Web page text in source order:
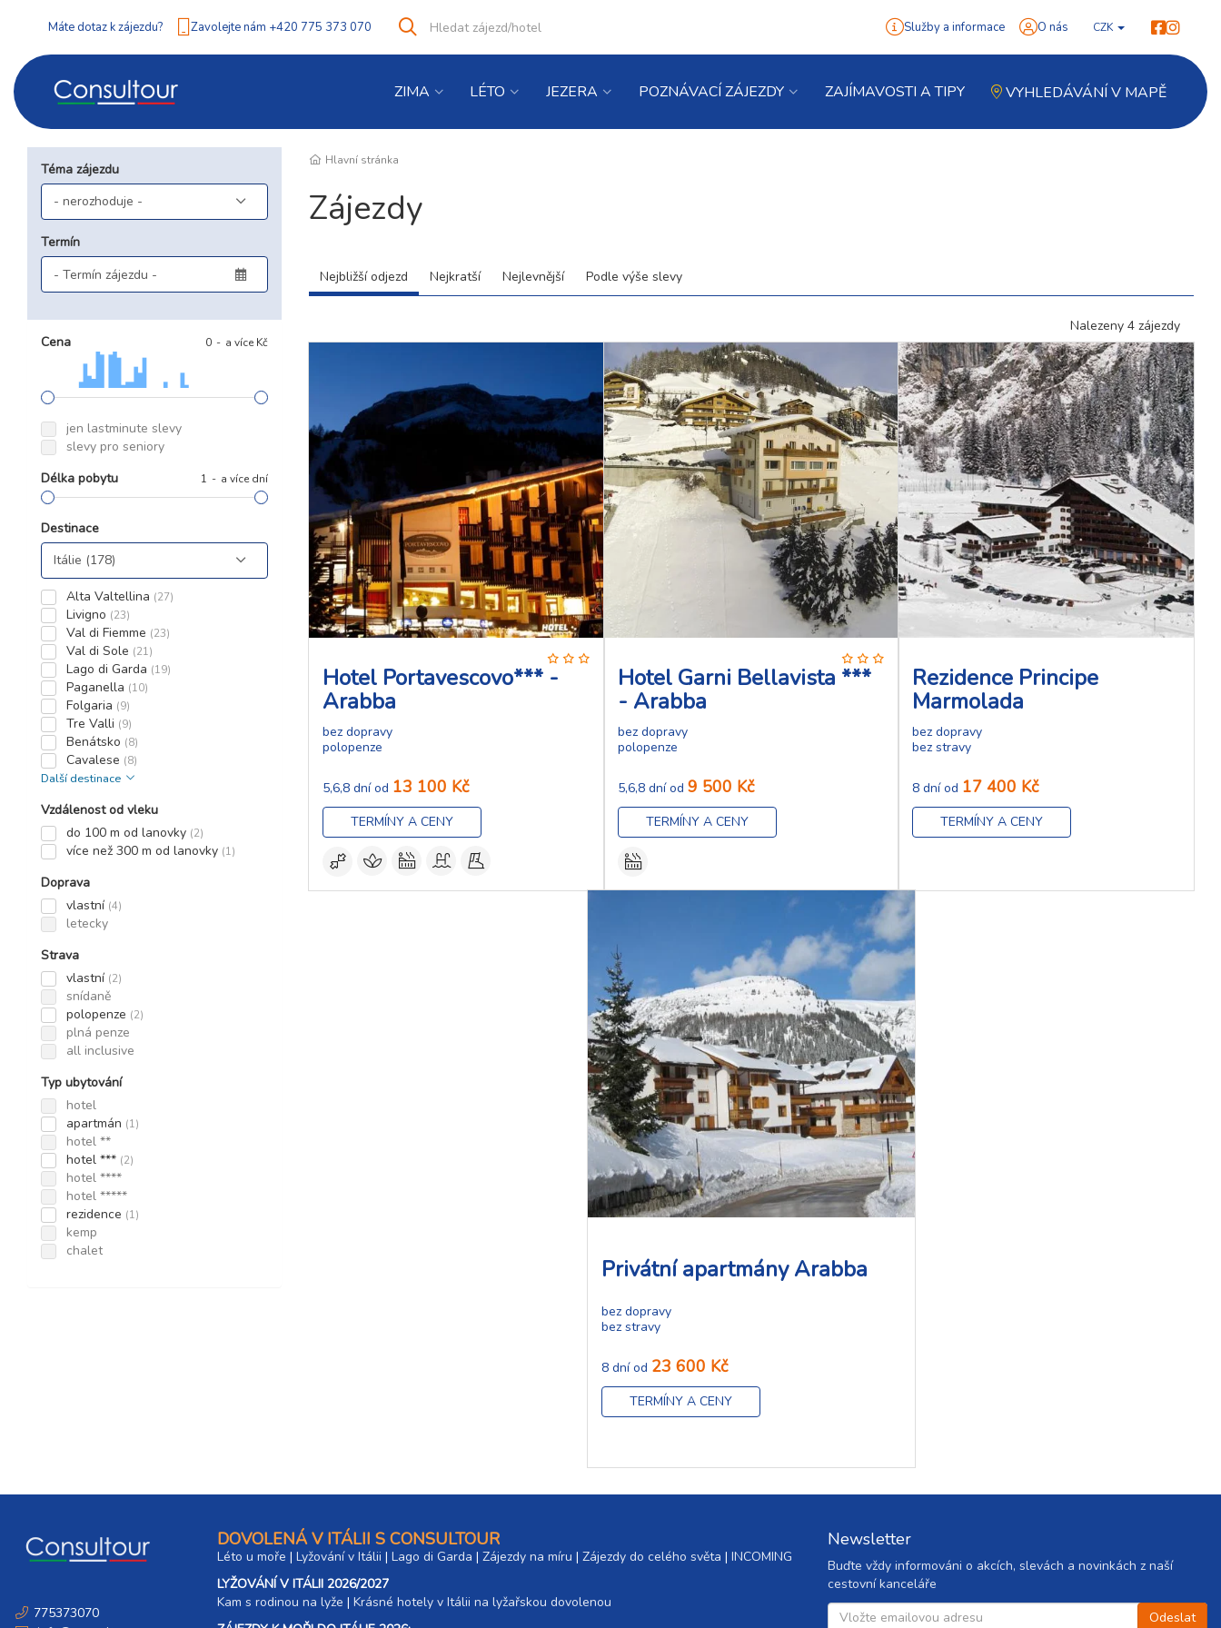
Máte dotaz k zájezdu? Zavolejte nám +420 775 373 070
co
Vyhledat Služby a informace O nás CZK
ZIMA LÉTO JEZERA POZNÁVACÍ ZÁJEZDY ZAJÍMAVOSTI A TIPY VYHLEDÁVÁNÍ V MAPĚ
Téma zájezdu
Termín
Cena 0 a více Kč
jen lastminute slevy
slevy pro seniory
Délka pobytu
1 a více dní
Destinace
Alta Valtellina (27)
Livigno (23)
Val di Fiemme (23)
Val di Sole (21)
Lago di Garda (19)
Paganella (10)
Folgaria (9)
Tre Valli (9)
Benátsko (8)
Cavalese (8)
Další destinace
Vzdálenost od vleku
do 100 m od lanovky (2)
více než 300 m od lanovky (1)
Doprava
vlastní (4)
letecky
Strava
vlastní (2)
snídaně
polopenze (2)
plná penze
all inclusive
Typ ubytování
hotel
apartmán (1)
hotel **
hotel *** (2)
hotel ****
hotel *****
rezidence (1)
kemp
chalet
Hlavní stránka
Zájezdy
Nejbližší odjezd Nejkratší Nejlevnější Podle výše slevy
Nalezeny 4 zájezdy
Hotel Portavescovo*** -
Arabba
bez dopravy
polopenze
5,6,8 dní od 13 100 Kč
TERMÍNY A CENY
Hotel Garni Bellavista ***
- Arabba
bez dopravy
polopenze
5,6,8 dní od 9 500 Kč
TERMÍNY A CENY
Rezidence Principe
Marmolada
bez dopravy
bez stravy
8 dní od 17 400 Kč
TERMÍNY A CENY
Privátní apartmány Arabba
bez dopravy
bez stravy
8 dní od 23 600 Kč
TERMÍNY A CENY
775373070
DOVOLENÁ V ITÁLII S CONSULTOUR
Léto u moře | Lyžování v Itálii | Lago di Garda | Zájezdy na míru | Zájezdy do celého světa | INCOMING
LYŽOVÁNÍ V ITÁLII 2026/2027
Kam s rodinou na lyže |​ Krásné hotely v Itálii na lyžařskou dovolenou
Newsletter
Buďte vždy informováni o akcích, slevách a novinkách z naší
cestovní kanceláře